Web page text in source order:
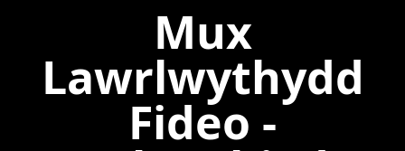
Mux
Lawrlwythydd
Fideo -